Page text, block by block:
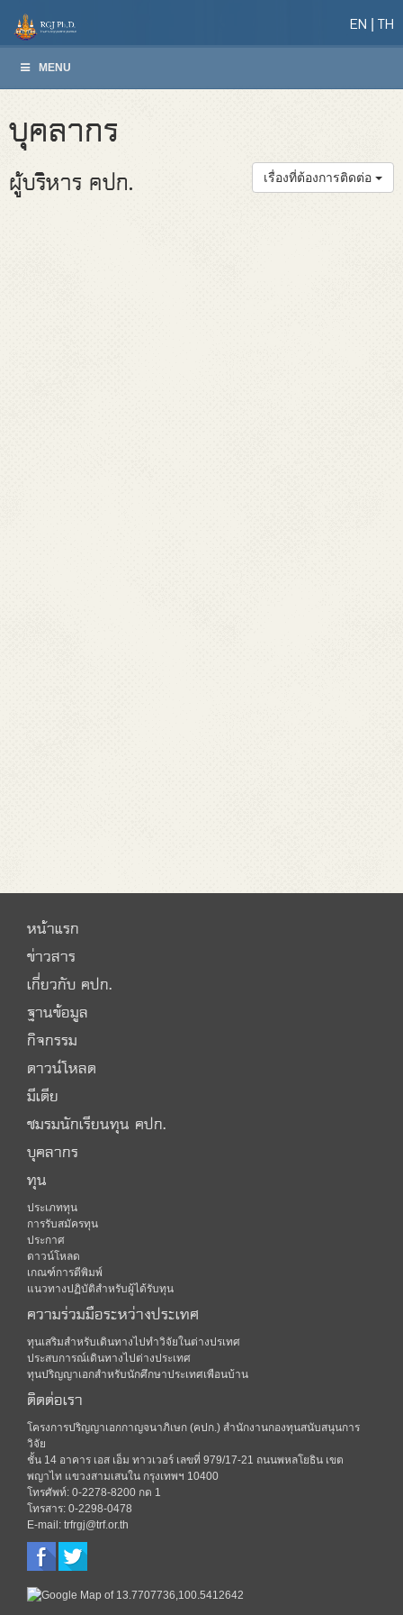
EN TH
MENU
บุคลากร
เรื่องที่ต้องการติดต่อ
ผู้บริหาร คปก.
หน้าแรก
ข่าวสาร
เกี่ยวกับ คปก.
ฐานข้อมูล
กิจกรรม
ดาวน์โหลด
มีเดีย
ชมรมนักเรียนทุน คปก.
บุคลากร
ทุน
ประเภททุน
การรับสมัครทุน
ประกาศ
ดาวน์โหลด
เกณฑ์การตีพิมพ์
แนวทางปฏิบัติสำหรับผู้ได้รับทุน
ความร่วมมือระหว่างประเทศ
ทุนเสริมสำหรับเดินทางไปทำวิจัยในต่างปรเทศ
ประสบการณ์เดินทางไปต่างประเทศ
ทุนปริญญาเอกสำหรับนักศึกษาประเทศเพือนบ้าน
ติดต่อเรา
โครงการปริญญาเอกกาญจนาภิเษก (คปก.) สำนักงานกองทุนสนับสนุนการ
วิจัย
ชั้น 14 อาคาร เอส เอ็ม ทาวเวอร์ เลขที่ 979/17-21 ถนนพหลโยธิน เขต
พญาไท แขวงสามเสนใน กรุงเทพฯ 10400
โทรศัพท์: 0-2278-8200 กด 1
โทรสาร: 0-2298-0478
E-mail: trfrgj@trf.or.th